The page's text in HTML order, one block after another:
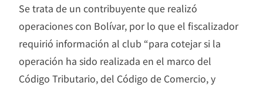
Se trata de un contribuyente que realizó
operaciones con Bolívar, por lo que el fiscalizador
requirió información al club “para cotejar si la
operación ha sido realizada en el marco del
Código Tributario, del Código de Comercio, y